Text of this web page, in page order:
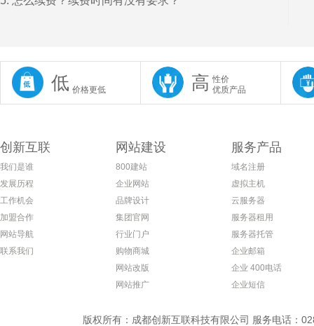
低 价格更低 高 性价
优质产品
创新互联
我们是谁
发展历程
工作机会
加盟合作
网站导航
联系我们
网站建设
800建站
企业网站
品牌设计
集团官网
行业门户
购物商城
网站改版
网站推广
服务产品
域名注册
虚拟主机
云服务器
服务器租用
服务器托管
企业邮箱
企业 400电话
企业短信
版权所有：成都创新互联科技有限公司 服务电话：